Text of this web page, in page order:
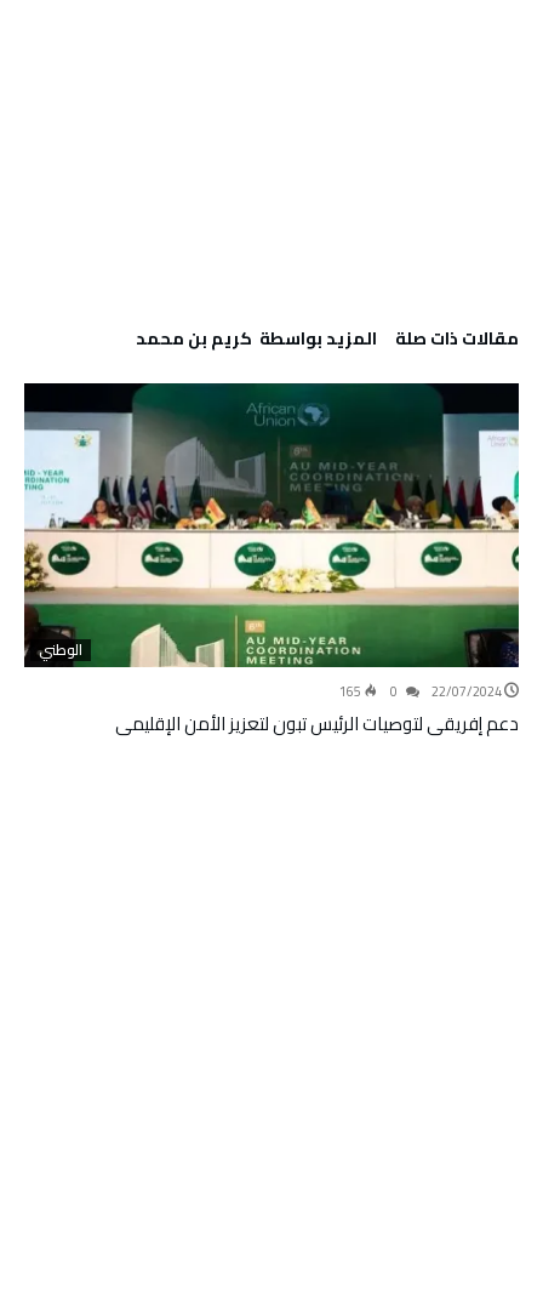
‫مقالات ذات صلة‬ ‫‫المزيد بواسطة‬ ‬ كريم بن محمد
الوطني
22/07/2024
165
دعم إفريقي لتوصيات الرئيس تبون لتعزيز الأمن الإقليمي